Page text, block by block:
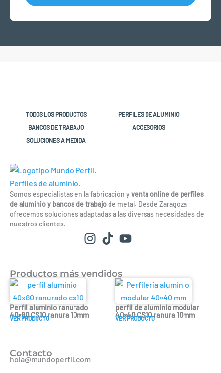
TODOS LOS PRODUCTOS
PERFILES DE ALUMINIO
BANCOS DE TRABAJO
ACCESORIOS
SOLUCIONES A MEDIDA
Somos especialistas en la fabricación yventa online de perfiles
de aluminio y bancos de trabajode metal. Desde Zaragoza
ofrecemos soluciones adaptadas a las diversas necesidades de
nuestros clientes.
Productos más vendidos
Perfil aluminio ranurado
40×80 CS10 ranura 10mm
VER PRODUCT0
perfil de aluminio modular
40×40 CS10 ranura 10mm
VER PRODUCT0
Contacto
hola@mundoperfil.com